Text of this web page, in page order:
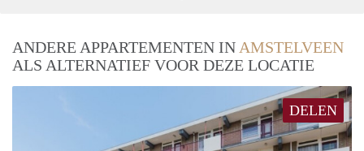
ANDERE APPARTEMENTEN IN AMSTELVEEN
ALS ALTERNATIEF VOOR DEZE LOCATIE
DELEN